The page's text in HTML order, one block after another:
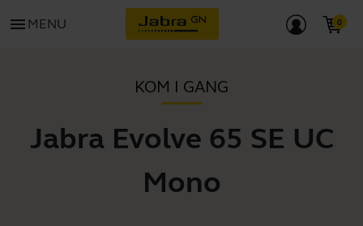
menu MENU
KOM I GANG
Jabra Evolve 65 SE UC
Mono